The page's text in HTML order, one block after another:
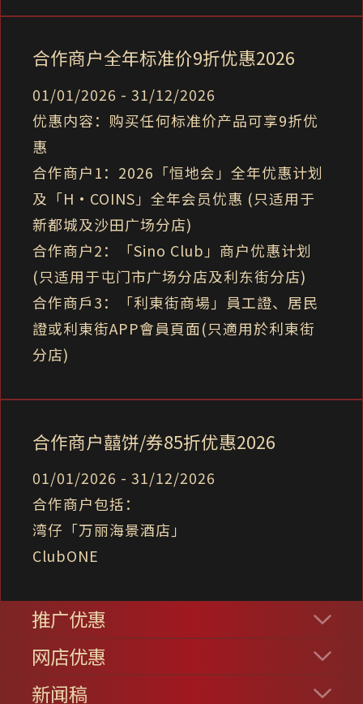
合作商户全年标准价9折优惠2026
01/01/2026 - 31/12/2026
优惠内容：购买任何标准价产品可享9折优
惠
合作商户1：2026「恒地会」全年优惠计划
及「H‧COINS」全年会员优惠 (只适用于
新都城及沙田广场分店)
合作商户2：「Sino Club」商户优惠计划
(只适用于屯门市广场分店及利东街分店)
合作商戶3：「利東街商場」員工證、居民
證或利東街APP會員頁面(只適用於利東街
分店)
合作商户囍饼/券85折优惠2026
01/01/2026 - 31/12/2026
合作商户包括：
湾仔「万丽海景酒店」
ClubONE
推广优惠
网店优惠
新闻稿